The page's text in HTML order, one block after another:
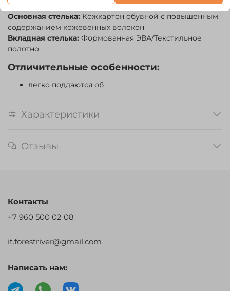
Крепление подошвы:Клеепрошивной
Основная стелька: Кожкартон обувной с повышенным
содержанием кожевенных волокон
Вкладная стелька: Формованная ЭВА/Текстильное
полотно
Отличительные особенности:
легко поддаются об
Характеристики
Отзывы
Контакты
+7 960 500 02 08
it.forestriver@gmail.com
Написать нам: